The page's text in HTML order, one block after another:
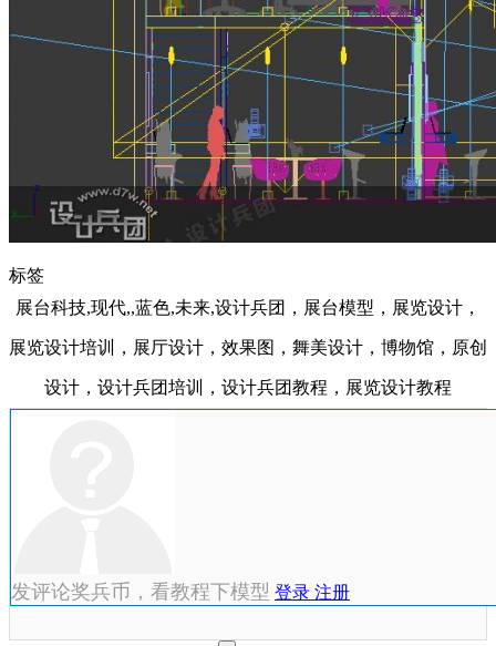
标签
展台科技,现代,,蓝色,未来,设计兵团，展台模型，展览设计，
展览设计培训，展厅设计，效果图，舞美设计，博物馆，原创
设计，设计兵团培训，设计兵团教程，展览设计教程
发评论奖兵币，看教程下模型 登录 注册